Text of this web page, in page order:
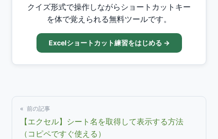
クイズ形式で操作しながらショートカットキー
を体で覚えられる無料ツールです。
Excelショートカット練習をはじめる →
« 前の記事
【エクセル】シート名を取得して表示する方法
（コピペですぐ使える）